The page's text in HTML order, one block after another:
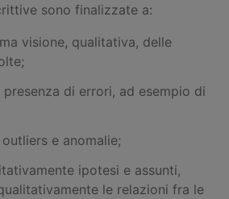
sono finalizzate a:
visione, qualitativa, delle
di errori, ad esempio di
e anomalie;
ipotesi e assunti,
le relazioni fra le